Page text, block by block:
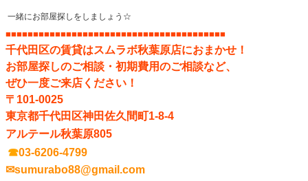
一緒にお部屋探しをしましょう☆
■■■■■■■■■■■■■■■■■■■■■■■■■■■■■■■■■■■■■■■■
千代田区の賃貸はスムラボ秋葉原店におまかせ！
お部屋探しのご相談・初期費用のご相談など、
ぜひ一度ご来店ください！
〒101-0025
東京都千代田区神田佐久間町1-8-4
アルテール秋葉原805
☎03-6206-4799
✉sumurabo88@gmail.com